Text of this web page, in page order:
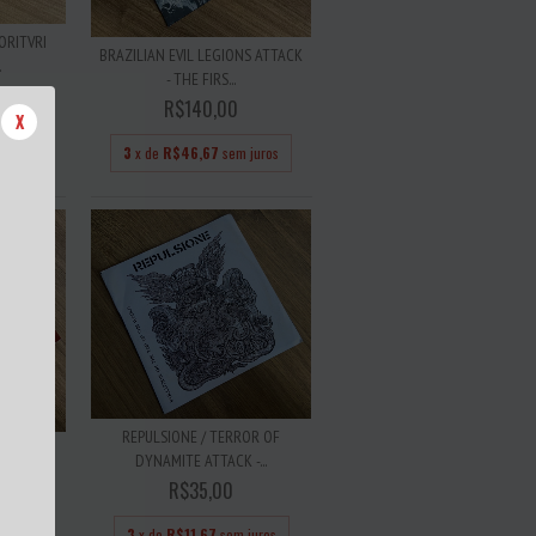
X
juros
BRAZILIAN EVIL LEGIONS ATTACK
- THE FIRS...
R$140,00
3 x de R$46,67 sem juros
REPULSIONE / TERROR OF
DYNAMITE ATTACK -...
R$35,00